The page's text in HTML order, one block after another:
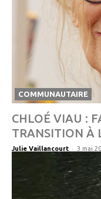
COMMUNAUTAIRE
CHLOÉ VIAU :
TRANSITION À
Julie Vaillancourt - 3 mai